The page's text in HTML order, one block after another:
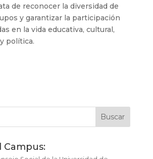
de reconocer la diversidad de
y garantizar la participación
en la vida educativa, cultural,
política.
Campus: